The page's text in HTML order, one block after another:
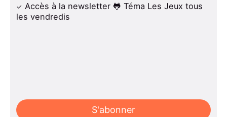
Accès à la newsletter 🐸 Téma Les Jeux tous
les vendredis
S'abonner